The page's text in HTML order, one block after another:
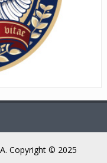
Copyright © 2025